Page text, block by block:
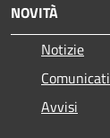
NOVITÀ
Notizie
Comunicati
Avvisi